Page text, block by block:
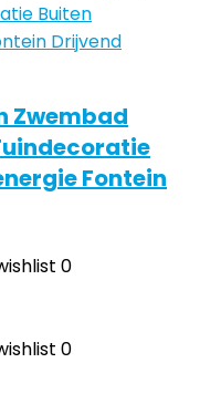
Zwembad
Fontein
0
0